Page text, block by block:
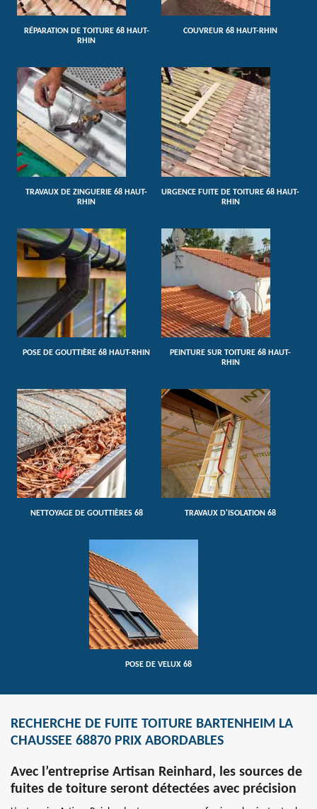
RÉPARATION DE TOITURE 68 HAUT-
RHIN
COUVREUR 68 HAUT-RHIN
TRAVAUX DE ZINGUERIE 68 HAUT-
RHIN
URGENCE FUITE DE TOITURE 68 HAUT-
RHIN
POSE DE GOUTTIÈRE 68 HAUT-RHIN
PEINTURE SUR TOITURE 68 HAUT-
RHIN
NETTOYAGE DE GOUTTIÈRES 68 TRAVAUX D'ISOLATION 68
POSE DE VELUX 68
RECHERCHE DE FUITE TOITURE BARTENHEIM LA
CHAUSSEE 68870 PRIX ABORDABLES
Avec l’entreprise Artisan Reinhard, les sources de
fuites de toiture seront détectées avec précision